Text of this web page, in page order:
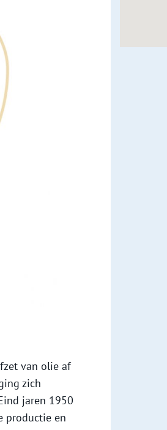
van olie af
zich
jaren 1950
productie en